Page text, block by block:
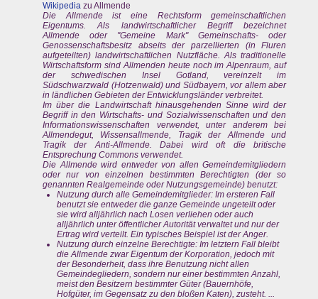
Wikipedia zu Allmende
Die Allmende ist eine Rechtsform gemeinschaftlichen
Eigentums. Als landwirtschaftlicher Begriff bezeichnet
Allmende oder "Gemeine Mark" Gemeinschafts- oder
Genossenschaftsbesitz abseits der parzellierten (in Fluren
aufgeteilten) landwirtschaftlichen Nutzfläche. Als traditionelle
Wirtschaftsform sind Allmenden heute noch im Alpenraum, auf
der schwedischen Insel Gotland, vereinzelt im
Südschwarzwald (Hotzenwald) und Südbayern, vor allem aber
in ländlichen Gebieten der Entwicklungsländer verbreitet.
Im über die Landwirtschaft hinausgehenden Sinne wird der
Begriff in den Wirtschafts- und Sozialwissenschaften und den
Informationswissenschaften verwendet, unter anderem bei
Allmendegut, Wissensallmende, Tragik der Allmende und
Tragik der Anti-Allmende. Dabei wird oft die britische
Entsprechung Commons verwendet.
Die Allmende wird entweder von allen Gemeindemitgliedern
oder nur von einzelnen bestimmten Berechtigten (der so
genannten Realgemeinde oder Nutzungsgemeinde) benutzt:
Nutzung durch alle Gemeindemitglieder: Im ersteren Fall
benutzt sie entweder die ganze Gemeinde ungeteilt oder
sie wird alljährlich nach Losen verliehen oder auch
alljährlich unter öffentlicher Autorität verwaltet und nur der
Ertrag wird verteilt. Ein typisches Beispiel ist der Anger.
Nutzung durch einzelne Berechtigte: Im letztern Fall bleibt
die Allmende zwar Eigentum der Korporation, jedoch mit
der Besonderheit, dass ihre Benutzung nicht allen
Gemeindegliedern, sondern nur einer bestimmten Anzahl,
meist den Besitzern bestimmter Güter (Bauernhöfe,
Hofgüter, im Gegensatz zu den bloßen Katen), zusteht. ...